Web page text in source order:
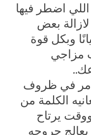
اضطر فيها
بعض
وبكل قوة
في ظروف
الكلمة من
يرتاح
جروحه